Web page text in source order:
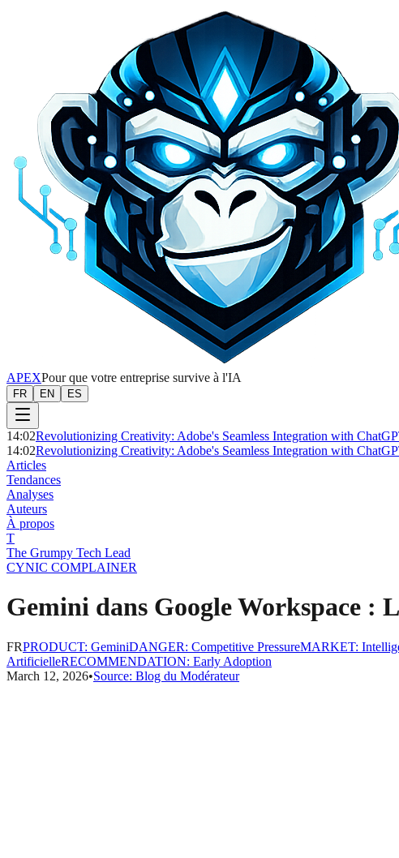
APEXPour que votre entreprise survive à l'IA
FR EN ES
14:02Revolutionizing Creativity: Adobe's Seamless Integration with
14:02Revolutionizing Creativity: Adobe's Seamless Integration with
Articles
Tendances
Analyses
Auteurs
À propos
T
The Grumpy Tech Lead
CYNIC COMPLAINER
Gemini dans Google Workspace :
FRPRODUCT: GeminiDANGER: Competitive PressureMARKET:
ArtificielleRECOMMENDATION: Early Adoption
March 12, 2026•Source: Blog du Modérateur